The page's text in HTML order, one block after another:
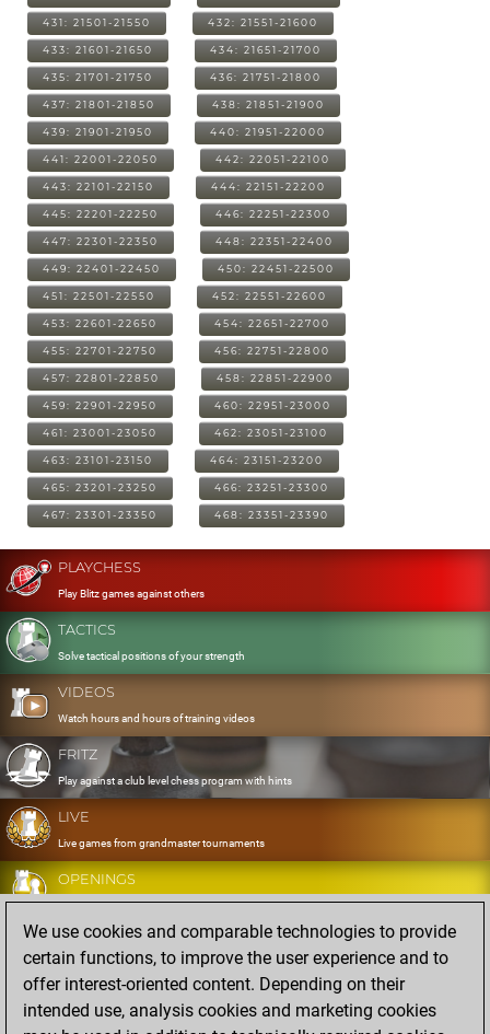
431: 21501-21550 432: 21551-21600
433: 21601-21650 434: 21651-21700
435: 21701-21750 436: 21751-21800
437: 21801-21850 438: 21851-21900
439: 21901-21950 440: 21951-22000
441: 22001-22050 442: 22051-22100
443: 22101-22150 444: 22151-22200
445: 22201-22250 446: 22251-22300
447: 22301-22350 448: 22351-22400
449: 22401-22450 450: 22451-22500
451: 22501-22550 452: 22551-22600
453: 22601-22650 454: 22651-22700
455: 22701-22750 456: 22751-22800
457: 22801-22850 458: 22851-22900
459: 22901-22950 460: 22951-23000
461: 23001-23050 462: 23051-23100
463: 23101-23150 464: 23151-23200
465: 23201-23250 466: 23251-23300
467: 23301-23350 468: 23351-23390
PLAYCHESS
Play Blitz games against others
TACTICS
Solve tactical positions of your strength
VIDEOS
Watch hours and hours of training videos
FRITZ
Play against a club level chess program with hints
LIVE
Live games from grandmaster tournaments
OPENINGS
Develop and exercise your openings
DATABASE
Eight million strong games
MYGAMES
Store and analyse your own games in the cloud
We use cookies and comparable technologies to provide
certain functions, to improve the user experience and to
offer interest-oriented content. Depending on their
intended use, analysis cookies and marketing cookies